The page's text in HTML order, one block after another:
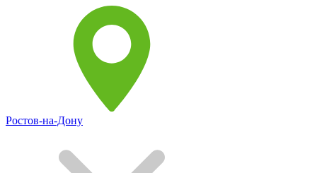
Ростов-на-Дону